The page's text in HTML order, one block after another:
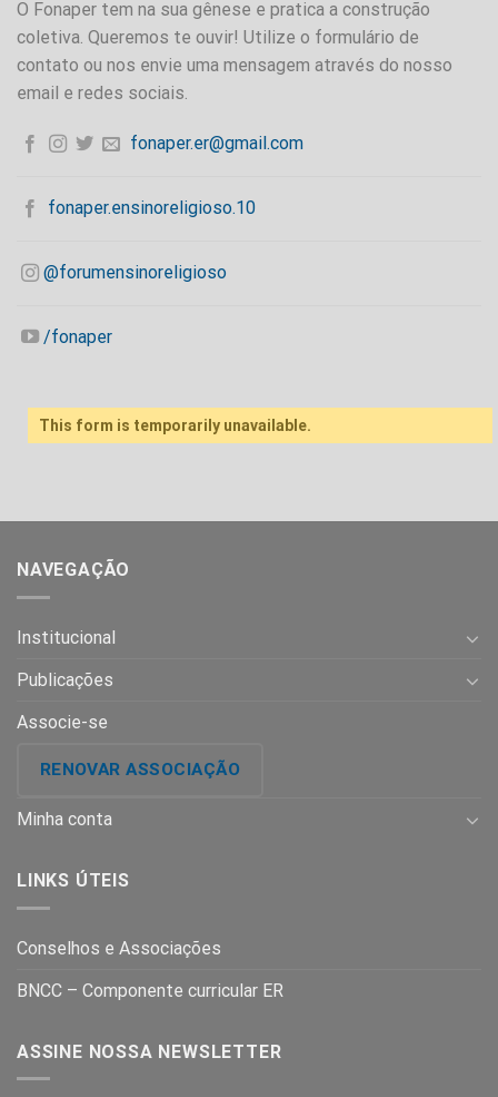
O Fonaper tem na sua gênese e pratica a construção
coletiva. Queremos te ouvir! Utilize o formulário de
contato ou nos envie uma mensagem através do nosso
email e redes sociais.
fonaper.er@gmail.com
fonaper.ensinoreligioso.10
@forumensinoreligioso
/fonaper
This form is temporarily unavailable.
NAVEGAÇÃO
Institucional
Publicações
Associe-se
RENOVAR ASSOCIAÇÃO
Minha conta
LINKS ÚTEIS
Conselhos e Associações
BNCC – Componente curricular ER
ASSINE NOSSA NEWSLETTER